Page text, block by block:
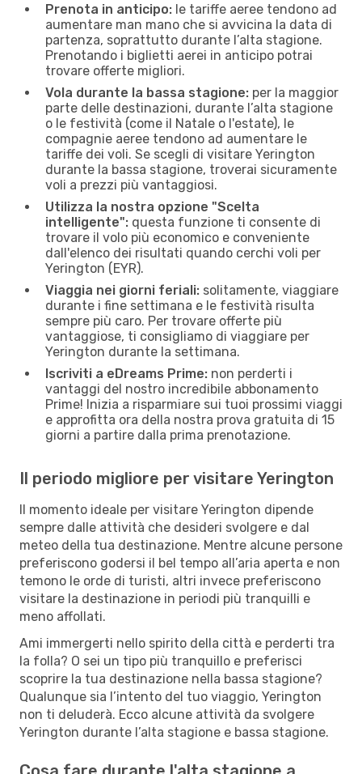
Prenota in anticipo: le tariffe aeree tendono ad
aumentare man mano che si avvicina la data di
partenza, soprattutto durante l’alta stagione.
Prenotando i biglietti aerei in anticipo potrai
trovare offerte migliori.
Vola durante la bassa stagione: per la maggior
parte delle destinazioni, durante l’alta stagione
o le festività (come il Natale o l'estate), le
compagnie aeree tendono ad aumentare le
tariffe dei voli. Se scegli di visitare Yerington
durante la bassa stagione, troverai sicuramente
voli a prezzi più vantaggiosi.
Utilizza la nostra opzione "Scelta
intelligente": questa funzione ti consente di
trovare il volo più economico e conveniente
dall'elenco dei risultati quando cerchi voli per
Yerington (EYR).
Viaggia nei giorni feriali: solitamente, viaggiare
durante i fine settimana e le festività risulta
sempre più caro. Per trovare offerte più
vantaggiose, ti consigliamo di viaggiare per
Yerington durante la settimana.
Iscriviti a eDreams Prime: non perderti i
vantaggi del nostro incredibile abbonamento
Prime! Inizia a risparmiare sui tuoi prossimi viaggi
e approfitta ora della nostra prova gratuita di 15
giorni a partire dalla prima prenotazione.
Il periodo migliore per visitare Yerington
Il momento ideale per visitare Yerington dipende
sempre dalle attività che desideri svolgere e dal
meteo della tua destinazione. Mentre alcune persone
preferiscono godersi il bel tempo all’aria aperta e non
temono le orde di turisti, altri invece preferiscono
visitare la destinazione in periodi più tranquilli e
meno affollati.
Ami immergerti nello spirito della città e perderti tra
la folla? O sei un tipo più tranquillo e preferisci
scoprire la tua destinazione nella bassa stagione?
Qualunque sia l’intento del tuo viaggio, Yerington
non ti deluderà. Ecco alcune attività da svolgere
Yerington durante l’alta stagione e bassa stagione.